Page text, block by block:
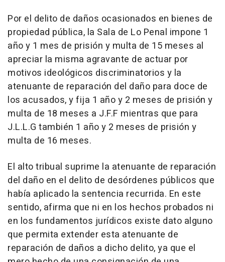
Por el delito de daños ocasionados en bienes de
propiedad pública, la Sala de Lo Penal impone 1
año y 1 mes de prisión y multa de 15 meses al
apreciar la misma agravante de actuar por
motivos ideológicos discriminatorios y la
atenuante de reparación del daño para doce de
los acusados, y fija 1 año y 2 meses de prisión y
multa de 18 meses a J.F.F mientras que para
J.L.L.G también 1 año y 2 meses de prisión y
multa de 16 meses.
El alto tribual suprime la atenuante de reparación
del daño en el delito de desórdenes públicos que
había aplicado la sentencia recurrida. En este
sentido, afirma que ni en los hechos probados ni
en los fundamentos jurídicos existe dato alguno
que permita extender esta atenuante de
reparación de daños a dicho delito, ya que el